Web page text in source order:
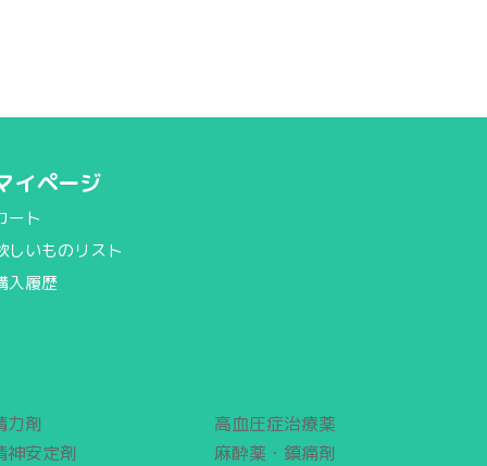
イページ
ート
しいものリスト
入履歴
力剤
神安定剤
高血圧症治療薬
麻酔薬・鎮痛剤